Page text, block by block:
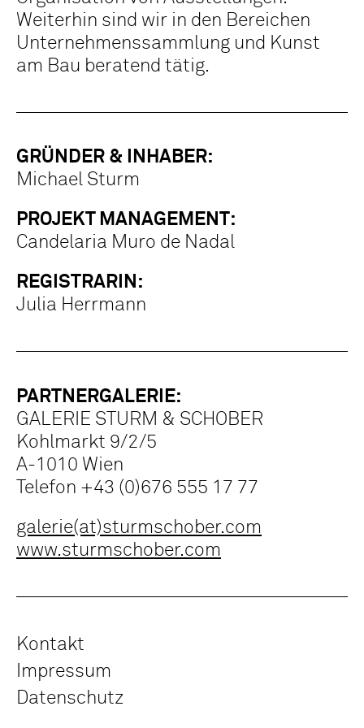
Weiterhin sind wir in den Bereichen
Unternehmenssammlung und Kunst
am Bau beratend tätig.
GRÜNDER & INHABER:
Michael Sturm
PROJEKT MANAGEMENT:
Candelaria Muro de Nadal
REGISTRARIN:
Julia Herrmann
PARTNERGALERIE:
GALERIE STURM & SCHOBER
Kohlmarkt 9/2/5
A-1010 Wien
Telefon +43 (0)676 555 17 77
galerie(at)sturmschober.com
www.sturmschober.com
Kontakt
Impressum
Datenschutz